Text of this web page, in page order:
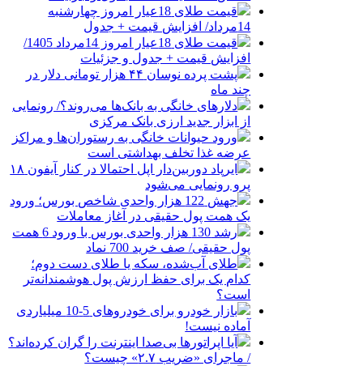
قیمت طلای 18عیار امروز چهارشنبه
14مرداد/ افزایش قیمت + جدول
قیمت طلای 18عیار امروز 14مرداد 1405/
افزایش قیمت + جدول و جزئیات
پشت پرده نوسان ۴۴ هزار تومانی دلار در
چند ماه
دلارهای خانگی به بانک‌ها می‌روند؟/ رونمایی
از ابزار جدید ارزی بانک مرکزی
ورود حیوانات خانگی به رستوران‌ها و مراکز
عرضه غذا تخلف بهداشتی است
ایرپاد دوربین‌دار اپل احتمالا در کنار آیفون ۱۸
پرو رونمایی می‌شود
جهش 122 هزار واحدی شاخص بورس؛ ورود
یک همت پول حقیقی در آغاز معاملات
رشد 130 هزار واحدی بورس با ورود 6 همت
پول حقیقی/ صف خرید 700 نماد
طلای آب‌شده، سکه یا طلای دست دوم؛
کدام یک برای حفظ ارزش پول هوشمندانه‌تر
است؟
بازار خودرو برای خودروهای 5-10 میلیاردی
آماده نیست!
آیا اپراتورها بی‌صدا اینترنت را گران کرده‌اند؟
/ ماجرای «ضریب ۲.۷» چیست؟